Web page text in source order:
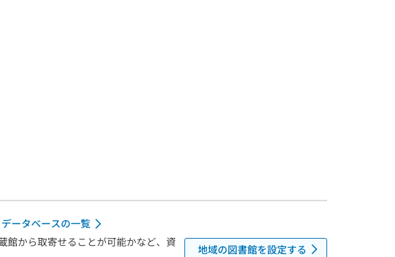
ータベースの一覧
館から取寄せることが可能かなど、資
地域の図書館を設定する